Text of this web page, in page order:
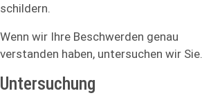
schildern.
Wenn wir Ihre Beschwerden genau
verstanden haben, untersuchen wir Sie.
Untersuchung